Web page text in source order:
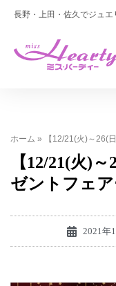
長野・上田・佐久でジュ
ホーム » 【12/21(火)～26(
【12/21(火)
ゼントフェ
2021年